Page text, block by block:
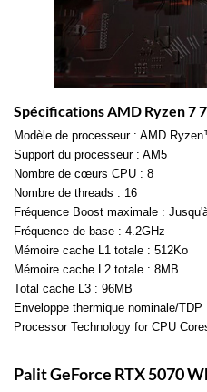
Spécifications AMD Ryzen 7
Modèle de processeur : AMD
Support du processeur : AM5
Nombre de cœurs CPU : 8
Nombre de threads : 16
Fréquence Boost maximale :
Fréquence de base : 4.2GHz
Mémoire cache L1 totale : 512Ko
Mémoire cache L2 totale : 8MB
Total cache L3 : 96MB
Enveloppe thermique nominale/TDP
Processor Technology for CPU
Palit GeForce RTX 5070